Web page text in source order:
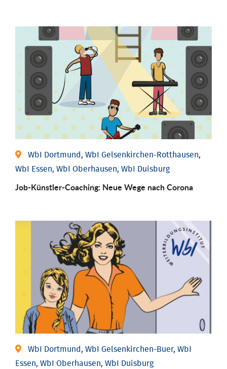
WbI Dortmund, WbI Gelsenkirchen-Rotthausen,
WbI Essen, WbI Oberhausen, WbI Duisburg
Job-Künstler-Coaching: Neue Wege nach Corona
WbI Dortmund, WbI Gelsenkirchen-Buer, WbI
Essen, WbI Oberhausen, WbI Duisburg